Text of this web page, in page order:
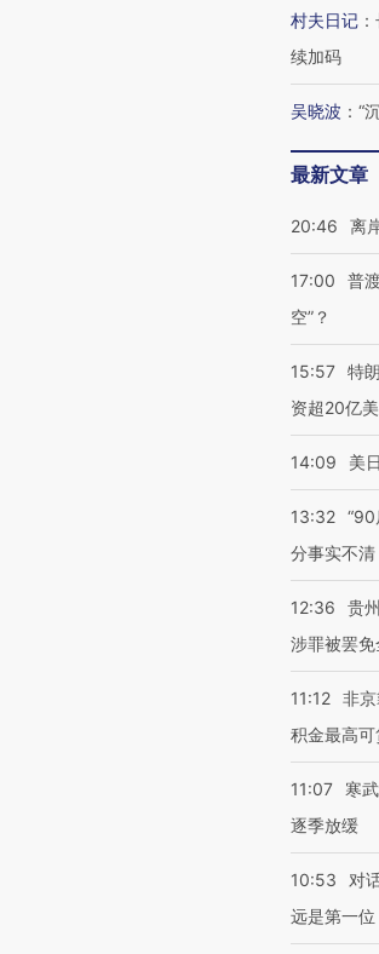
村夫日记 ：
续加码
吴晓波 ： “
最新文章
20:46 离
17:00
普
空”？
15:57 特
资超20亿
14:09 美
13:32 “90
分事实不清
12:36
贵
涉罪被罢
11:12 非
积金最高
11:07
寒
逐季放缓
10:53
对
远是第一位